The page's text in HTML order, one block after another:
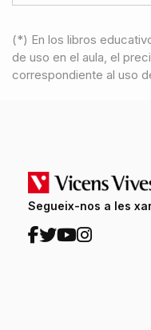
(*) En los libros
de uso en el aula, el
correspondiente al uso
Segueix-nos a les